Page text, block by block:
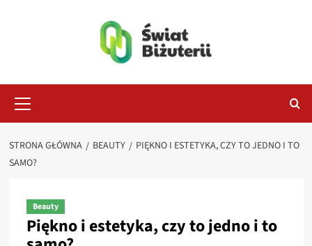
główne
STRONA GŁÓWNA BEAUTY
PIĘKNO I ESTETYKA, CZY TO JEDNO I TO
SAMO?
Beauty
Piękno i estetyka, czy to jedno i to